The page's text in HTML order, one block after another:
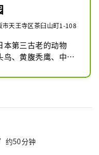
在内的360间客
楼层独特景观的餐
一个训练馆。我们提
客和日本式热情好
天王寺区茶臼山町1-108
本第三古老的动物
鸟、黄腹秃鹰、中国
约50分钟